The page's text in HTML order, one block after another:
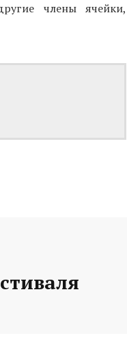
члены ячейки,